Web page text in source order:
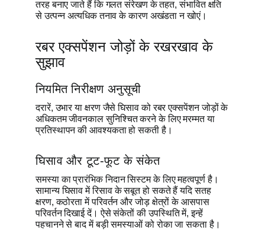
तरह बनाए जाते हैं कि गलत संरेखण के तहत, संभावित क्षति
से उत्पन्न अत्यधिक तनाव के कारण अखंडता न खोएं।
रबर एक्सपेंशन जोड़ों के रखरखाव के
सुझाव
नियमित निरीक्षण अनुसूची
दरारें, उभार या क्षरण जैसे घिसाव को रबर एक्सपेंशन जोड़ों के
अधिकतम जीवनकाल सुनिश्चित करने के लिए मरम्मत या
प्रतिस्थापन की आवश्यकता हो सकती है।
घिसाव और टूट-फूट के संकेत
समस्या का प्रारंभिक निदान सिस्टम के लिए महत्वपूर्ण है।
सामान्य घिसाव में रिसाव के सबूत हो सकते हैं यदि सतह
क्षरण, कठोरता में परिवर्तन और जोड़ क्षेत्रों के आसपास
परिवर्तन दिखाई दें। ऐसे संकेतों की उपस्थिति में, इन्हें
पहचानने से बाद में बड़ी समस्याओं को रोका जा सकता है।